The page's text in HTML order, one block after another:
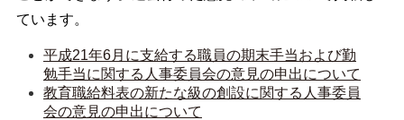
ています。
平成21年6月に支給する職員の期末手当および勤
勉手当に関する人事委員会の意見の申出について
教育職給料表の新たな級の創設に関する人事委員
会の意見の申出について